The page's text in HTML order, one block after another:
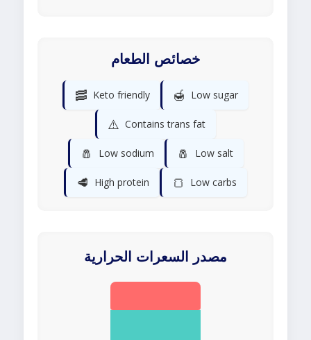
خصائص الطعام
🥓 Keto friendly 🍯 Low sugar
⚠️ Contains trans fat
🧂 Low sodium 🧂 Low salt
🥩 High protein 🍞 Low carbs
مصدر السعرات الحرارية